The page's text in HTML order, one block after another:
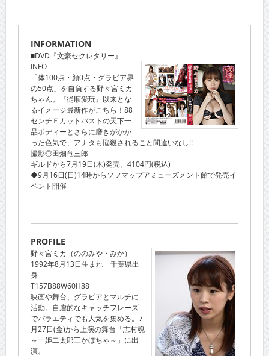
INFORMATION
■DVD『文豪セクレタリー』
INFO
「体100点・顔0点・グラビア界
の50点」を自負する野々宮ミカ
ちゃん。『従順愛玩』以来とな
るイメージ最新作がこちら！88
センチＦカットバストの天下一
品ボディーとさらに磨きがかか
った色気で、アナタも悩殺されること間違いなし!!
撮影◎田畑竜三郎
ギルドから7月19日(木)発売。4104円(税込)
◆9月16日(日)14時からソフマップアミューズメント館で発売イ
ベント開催
PROFILE
野々宮ミカ（ののみや・みか）
1992年8月13日生まれ 千葉県出
身
T157B88W60H88
映画や舞台、グラビアとマルチに
活動。自虐的なキャッチフレーズ
でバラエティでも人気を集める。7
月27日(金)から上演の舞台「志村魂
～一姫二太郎三かぼちゃ～」に出
演。